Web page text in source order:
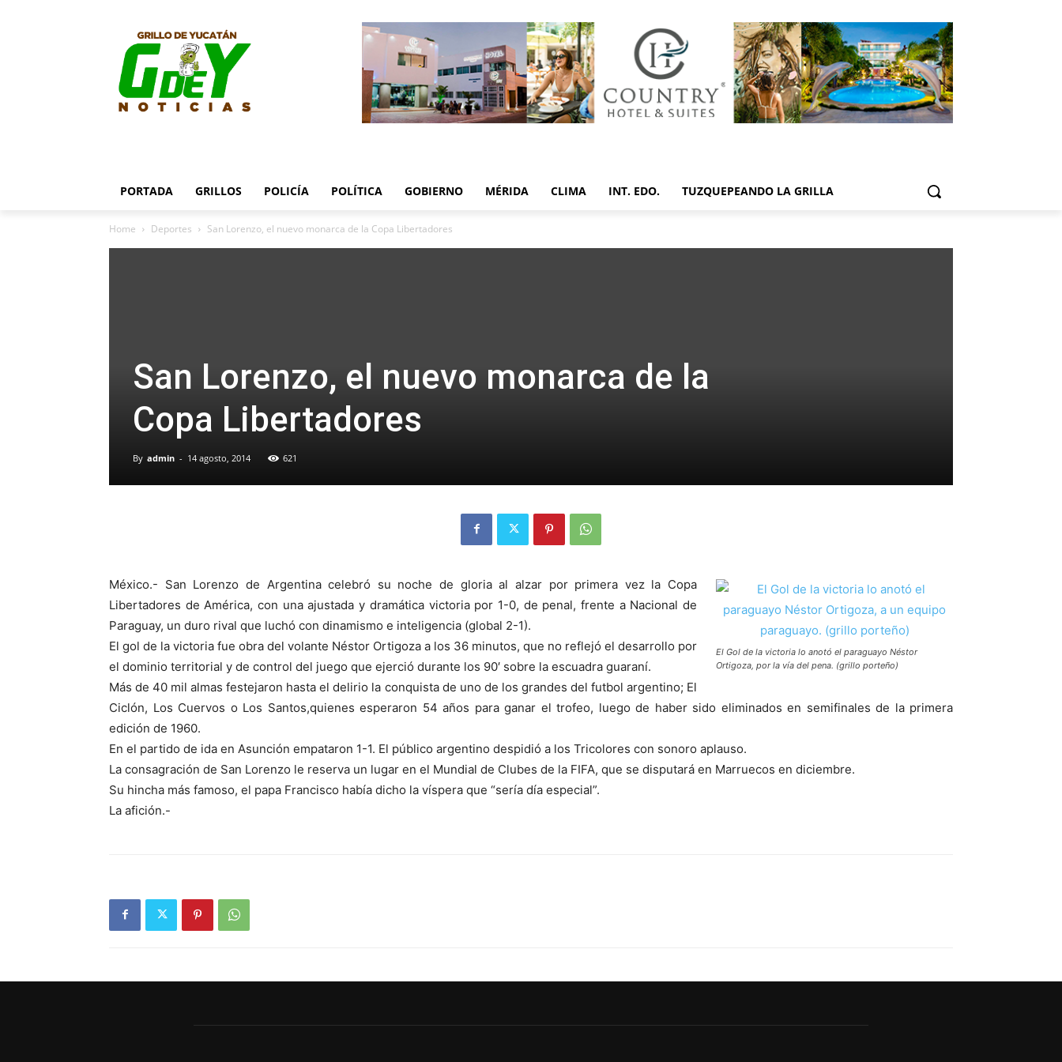
PORTADA GRILLOS POLICÍA POLÍTICA GOBIERNO MÉRIDA CLIMA INT. EDO. TUZQUEPEANDO LA GRILLA
Home Deportes San Lorenzo, el nuevo monarca de la Copa Libertadores
San Lorenzo, el nuevo monarca de la
Copa Libertadores
By admin - 14 agosto, 2014 621
El Gol de la victoria lo anotó el paraguayo Néstor
Ortigoza, por la vía del pena. (grillo porteño)
México.- San Lorenzo de Argentina celebró su noche de gloria al alzar por primera vez la Copa
Libertadores de América, con una ajustada y dramática victoria por 1-0, de penal, frente a Nacional de
Paraguay, un duro rival que luchó con dinamismo e inteligencia (global 2-1).
El gol de la victoria fue obra del volante Néstor Ortigoza a los 36 minutos, que no reflejó el desarrollo por
el dominio territorial y de control del juego que ejerció durante los 90′ sobre la escuadra guaraní.
Más de 40 mil almas festejaron hasta el delirio la conquista de uno de los grandes del futbol argentino; El
Ciclón, Los Cuervos o Los Santos,quienes esperaron 54 años para ganar el trofeo, luego de haber sido eliminados en semifinales de la primera
edición de 1960.
En el partido de ida en Asunción empataron 1-1. El público argentino despidió a los Tricolores con sonoro aplauso.
La consagración de San Lorenzo le reserva un lugar en el Mundial de Clubes de la FIFA, que se disputará en Marruecos en diciembre.
Su hincha más famoso, el papa Francisco había dicho la víspera que “sería día especial”.
La afición.-